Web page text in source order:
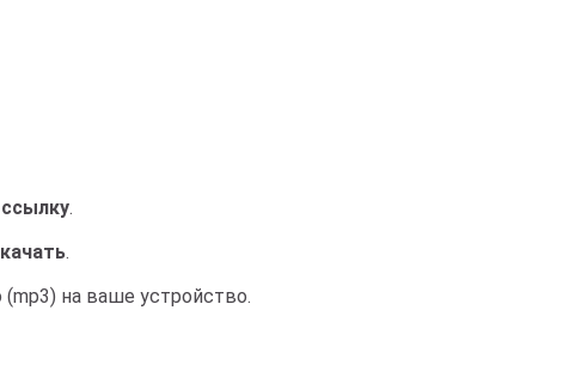
.
.
(mp3) на ваше устройство.